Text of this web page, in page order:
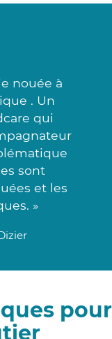
nouée à
. Un
qui
sont
et les
»
pour